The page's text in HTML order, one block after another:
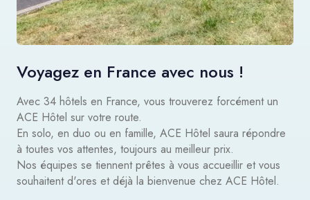
Voyagez en France avec nous !
Avec 34 hôtels en France, vous trouverez forcément un
ACE Hôtel sur votre route.
En solo, en duo ou en famille, ACE Hôtel saura répondre
à toutes vos attentes, toujours au meilleur prix.
Nos équipes se tiennent prêtes à vous accueillir et vous
souhaitent d'ores et déjà la bienvenue chez ACE Hôtel.